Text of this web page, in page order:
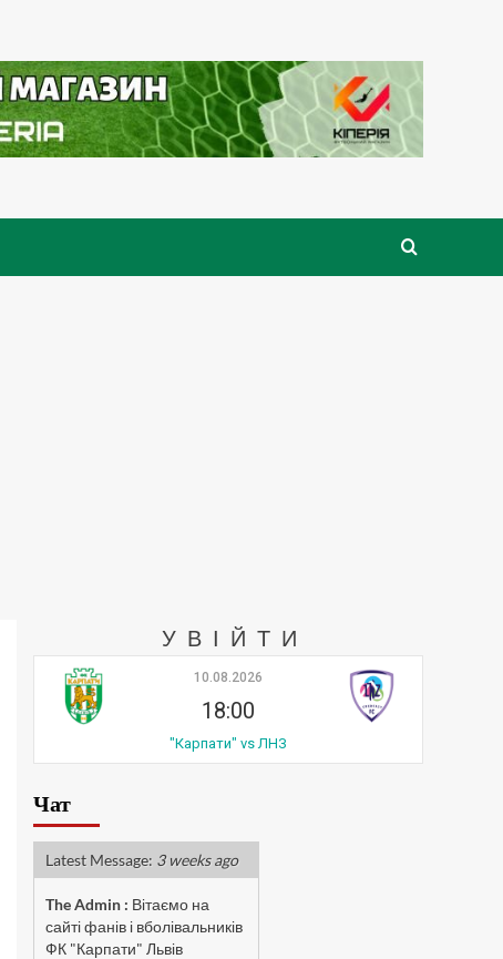
УВІЙТИ
10.08.2026
18:00
"Карпати" vs ЛНЗ
Чат
Latest Message: 3 weeks ago
The Admin: Вітаємо на
сайті фанів і вболівальників
ФК "Карпати" Львів